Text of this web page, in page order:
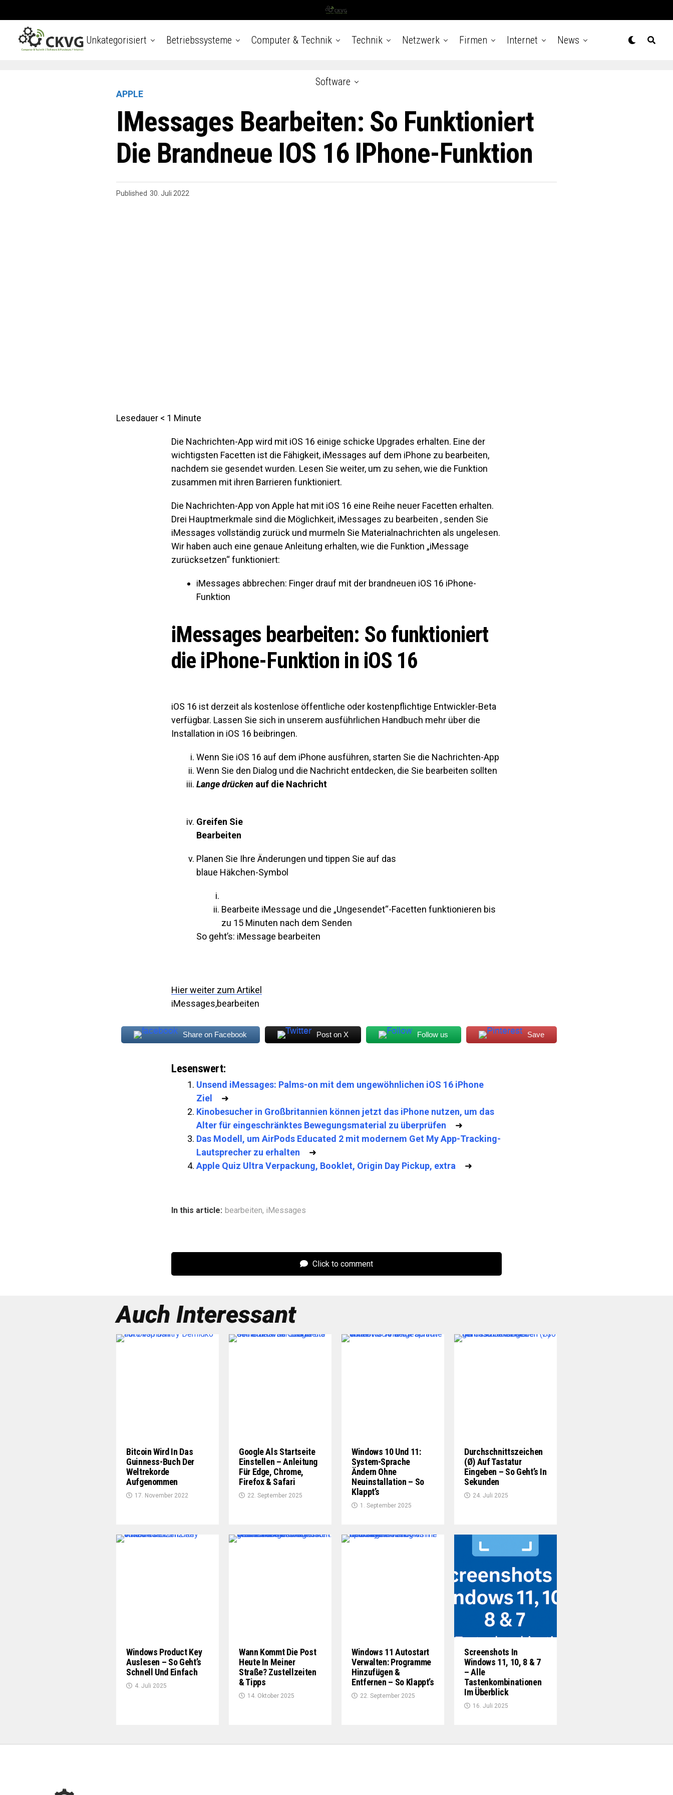
Unkategorisiert Betriebssysteme Computer & Technik Technik Netzwerk Firmen Internet News
Software
APPLE
IMessages Bearbeiten: So Funktioniert
Die Brandneue IOS 16 IPhone-Funktion
Published 30. Juli 2022
Lesedauer < 1 Minute
Die Nachrichten-App wird mit iOS 16 einige schicke Upgrades erhalten. Eine der
wichtigsten Facetten ist die Fähigkeit, iMessages auf dem iPhone zu bearbeiten,
nachdem sie gesendet wurden. Lesen Sie weiter, um zu sehen, wie die Funktion
zusammen mit ihren Barrieren funktioniert.
Die Nachrichten-App von Apple hat mit iOS 16 eine Reihe neuer Facetten erhalten.
Drei Hauptmerkmale sind die Möglichkeit, iMessages zu bearbeiten , senden Sie
iMessages vollständig zurück und murmeln Sie Materialnachrichten als ungelesen.
Wir haben auch eine genaue Anleitung erhalten, wie die Funktion „iMessage
zurücksetzen“ funktioniert:
iMessages abbrechen: Finger drauf mit der brandneuen iOS 16 iPhone-
Funktion
iMessages bearbeiten: So funktioniert
die iPhone-Funktion in iOS 16
iOS 16 ist derzeit als kostenlose öffentliche oder kostenpflichtige Entwickler-Beta
verfügbar. Lassen Sie sich in unserem ausführlichen Handbuch mehr über die
Installation in iOS 16 beibringen.
Wenn Sie iOS 16 auf dem iPhone ausführen, starten Sie die Nachrichten-App
Wenn Sie den Dialog und die Nachricht entdecken, die Sie bearbeiten sollten
Lange drücken auf die Nachricht
Greifen Sie
Bearbeiten
Planen Sie Ihre Änderungen und tippen Sie auf das
blaue Häkchen-Symbol
Bearbeite iMessage und die „Ungesendet“-Facetten funktionieren bis
zu 15 Minuten nach dem Senden
So geht’s: iMessage bearbeiten
Hier weiter zum Artikel
iMessages,bearbeiten
Share on Facebook Post on X Follow us Save
Lesenswert:
Unsend iMessages: Palms-on mit dem ungewöhnlichen iOS 16 iPhone
Ziel
➜
Kinobesucher in Großbritannien können jetzt das iPhone nutzen, um das
Alter für eingeschränktes Bewegungsmaterial zu überprüfen ➜
Das Modell, um AirPods Educated 2 mit modernem Get My App-Tracking-
Lautsprecher zu erhalten ➜
Apple Quiz Ultra Verpackung, Booklet, Origin Day Pickup, extra ➜
In this article: bearbeiten, iMessages
Click to comment
Auch Interessant
Bitcoin Wird In Das
Guinness-Buch Der
Weltrekorde
Aufgenommen
17. November 2022
Google Als Startseite
Einstellen – Anleitung
Für Edge, Chrome,
Firefox & Safari
22. September 2025
Windows 10 Und 11:
System-Sprache
Ändern Ohne
Neuinstallation – So
Klappt’s
1. September 2025
Durchschnittszeichen
(Ø) Auf Tastatur
Eingeben – So Geht’s In
Sekunden
24. Juli 2025
Windows Product Key
Auslesen – So Geht’s
Schnell Und Einfach
4. Juli 2025
Wann Kommt Die Post
Heute In Meiner
Straße? Zustellzeiten
& Tipps
14. Oktober 2025
Windows 11 Autostart
Verwalten: Programme
Hinzufügen &
Entfernen – So Klappt’s
22. September 2025
Screenshots In
Windows 11, 10, 8 & 7
– Alle
Tastenkombinationen
Im Überblick
16. Juli 2025